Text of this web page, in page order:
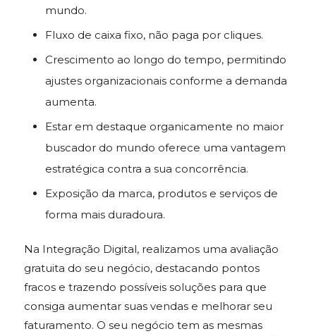
mundo.
Fluxo de caixa fixo, não paga por cliques.
Crescimento ao longo do tempo, permitindo
ajustes organizacionais conforme a demanda
aumenta.
Estar em destaque organicamente no maior
buscador do mundo oferece uma vantagem
estratégica contra a sua concorrência.
Exposição da marca, produtos e serviços de
forma mais duradoura.
Na Integração Digital, realizamos uma avaliação
gratuita do seu negócio, destacando pontos
fracos e trazendo possíveis soluções para que
consiga aumentar suas vendas e melhorar seu
faturamento. O seu negócio tem as mesmas